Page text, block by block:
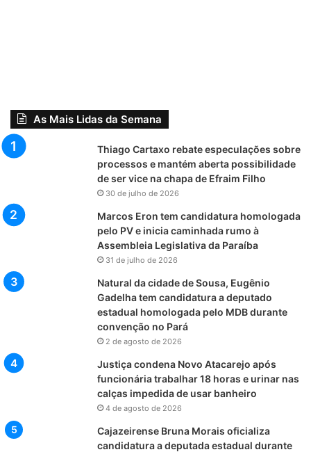
As Mais Lidas da Semana
Thiago Cartaxo rebate especulações sobre
processos e mantém aberta possibilidade
de ser vice na chapa de Efraim Filho
30 de julho de 2026
Marcos Eron tem candidatura homologada
pelo PV e inicia caminhada rumo à
Assembleia Legislativa da Paraíba
31 de julho de 2026
Natural da cidade de Sousa, Eugênio
Gadelha tem candidatura a deputado
estadual homologada pelo MDB durante
convenção no Pará
2 de agosto de 2026
Justiça condena Novo Atacarejo após
funcionária trabalhar 18 horas e urinar nas
calças impedida de usar banheiro
4 de agosto de 2026
Cajazeirense Bruna Morais oficializa
candidatura a deputada estadual durante